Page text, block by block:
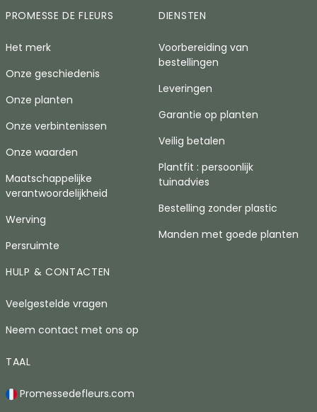
PROMESSE DE FLEURS
Het merk
Onze geschiedenis
Onze planten
Onze verbintenissen
Onze waarden
Maatschappelijke
verantwoordelijkheid
Werving
Persruimte
DIENSTEN
Voorbereiding van
bestellingen
Leveringen
Garantie op planten
Veilig betalen
Plantfit : persoonlijk
tuinadvies
Bestelling zonder plastic
Manden met goede planten
HULP & CONTACTEN
Veelgestelde vragen
Neem contact met ons op
TAAL
Promessedefleurs.com